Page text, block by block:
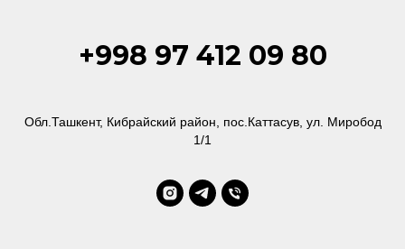
+998 97 412 09 80
Обл.Ташкент, Кибрайский район, пос.Каттасув, ул. Миробод
1/1